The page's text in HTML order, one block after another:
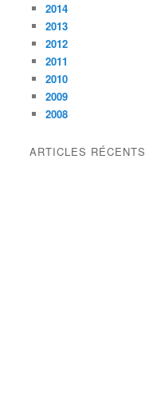
2014
2013
2012
2011
2010
2009
2008
ARTICLES RÉCENTS